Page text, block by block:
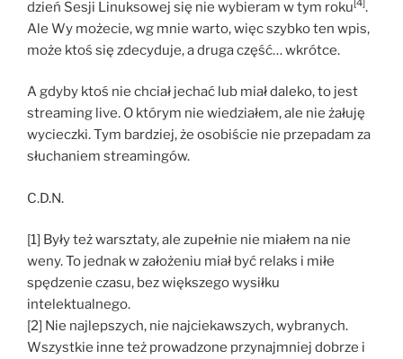
dzień Sesji Linuksowej się nie wybieram w tym roku[4].
Ale Wy możecie, wg mnie warto, więc szybko ten wpis,
może ktoś się zdecyduje, a druga część… wkrótce.
A gdyby ktoś nie chciał jechać lub miał daleko, to jest
streaming live. O którym nie wiedziałem, ale nie żałuję
wycieczki. Tym bardziej, że osobiście nie przepadam za
słuchaniem streamingów.
C.D.N.
[1] Były też warsztaty, ale zupełnie nie miałem na nie
weny. To jednak w założeniu miał być relaks i miłe
spędzenie czasu, bez większego wysiłku
intelektualnego.
[2] Nie najlepszych, nie najciekawszych, wybranych.
Wszystkie inne też prowadzone przynajmniej dobrze i